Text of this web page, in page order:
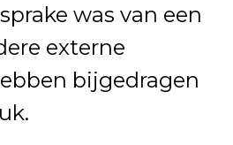
was van een
externe
bijgedragen